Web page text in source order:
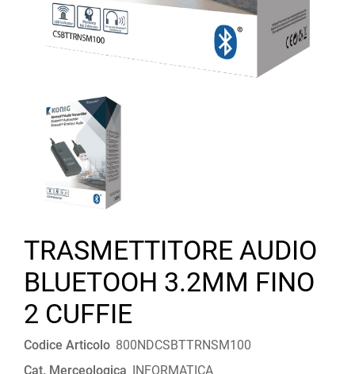
TRASMETTITORE AUDIO
BLUETOOH 3.2MM FINO
2 CUFFIE
Codice Articolo 800NDCSBTTRNSM100
Cat. Merceologica INFORMATICA